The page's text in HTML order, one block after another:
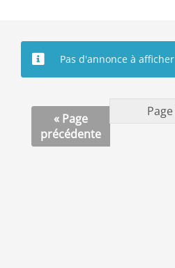
Pas d'annonce à afficher
« Page
précédente